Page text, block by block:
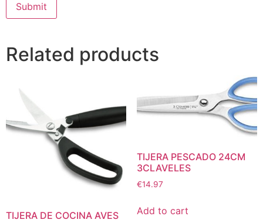
Related products
TIJERA DE COCINA AVES
TIJERA PESCADO 24CM
3CLAVELES
€14.97
Add to cart